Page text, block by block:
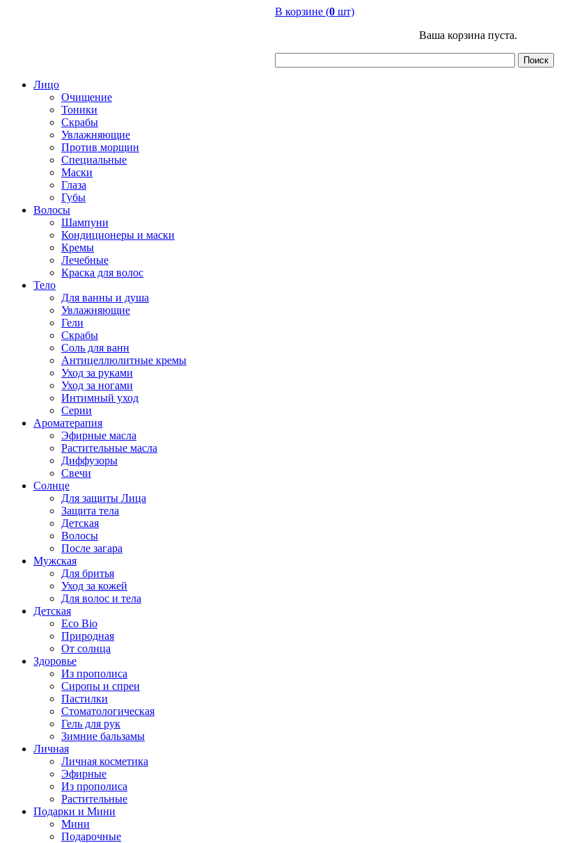
В корзине (0 шт)
Ваша корзина пуста.
Лицо
Очищение
Тоники
Скрабы
Увлажняющие
Против морщин
Специальные
Маски
Глаза
Губы
Волосы
Шампуни
Кондиционеры и маски
Кремы
Лечебные
Краска для волос
Тело
Для ванны и душа
Увлажняющие
Гели
Скрабы
Соль для ванн
Антицеллюлитные кремы
Уход за руками
Уход за ногами
Интимный уход
Серии
Ароматерапия
Эфирные масла
Растительные масла
Диффузоры
Свечи
Солнце
Для защиты Лица
Защита тела
Детская
Волосы
После загара
Мужская
Для бритья
Уход за кожей
Для волос и тела
Детская
Eco Bio
Природная
От солнца
Здоровье
Из прополиса
Сиропы и спреи
Пастилки
Стоматологическая
Гель для рук
Зимние бальзамы
Личная
Личная косметика
Эфирные
Из прополиса
Растительные
Подарки и Мини
Мини
Подарочные